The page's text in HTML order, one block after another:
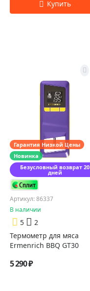
Гарантия Низкой Цены
Новинка
Безусловный возврат 20
дней
Артикул: 86337
В наличии
5
2
Термометр для мяса
Ermenrich BBQ GT30
5 290 ₽